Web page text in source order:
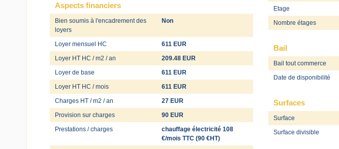
Etage
Nombre étages
Aspects financiers
Bien soumis à l'encadrement des
loyers
Non
Loyer mensuel HC
611 EUR
Loyer HT HC / m2 / an
209.48 EUR
Loyer de base
611 EUR
Loyer HT HC / mois
611 EUR
Charges HT / m2 / an
27 EUR
Provision sur charges
90 EUR
Prestations / charges
chauffage électricité 108
€/mois TTC (90 €HT)
Bail
Bail tout commerce
Date de disponibilité
Surfaces
Surface
Surface divisible